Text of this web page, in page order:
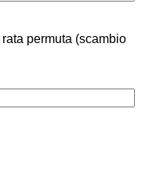
rata permuta (scambio